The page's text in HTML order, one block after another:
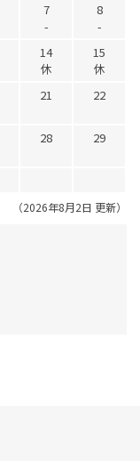
7
-
8
-
14
休
15
休
21 22
28 29
（2026年8月2日 更新）